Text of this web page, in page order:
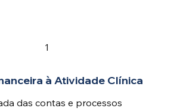
1
à Atividade Clínica
das contas e processos